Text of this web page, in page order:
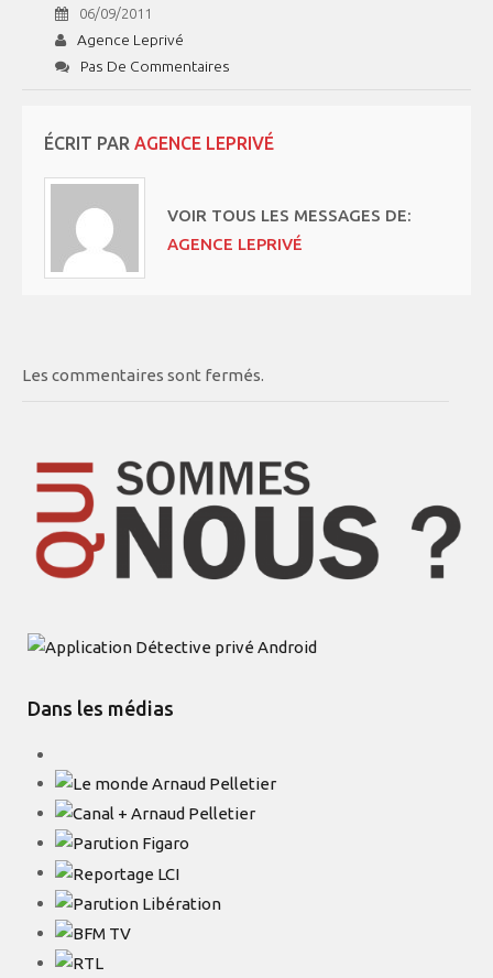
06/09/2011
Agence Leprivé
Pas De Commentaires
ÉCRIT PAR AGENCE LEPRIVÉ
VOIR TOUS LES MESSAGES DE:
AGENCE LEPRIVÉ
Les commentaires sont fermés.
Dans les médias